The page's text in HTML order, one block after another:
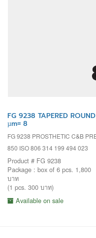
FG 9238 TAPERED
µm= 8
FG 9238 PROSTHETIC C&B
850 ISO 806 314 199 494 023
Product # FG 9238
Package : box of 6 pcs. 1,800
บาท
(1 pcs. 300 บาท)
Available on sale